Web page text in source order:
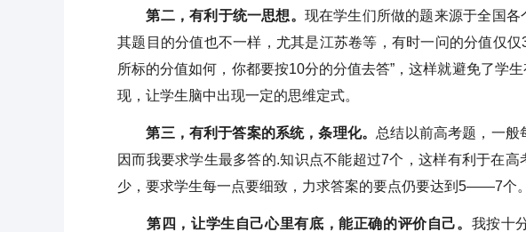
第二，有利于统一思想。 现在学生们所做的题来源于全国各
其题目的分值也不一样，尤其是江苏卷等，有时一问的分值仅
所标的分值如何，你都要按10分的分值去答”，这样就避免了学
现，让学生脑中出现一定的思维定式。
第三，有利于答案的系统，条理化。 总结以前高考题，一
因而我要求学生最多答的.知识点不能超过7个，这样有利于在
少，要求学生每一点要细致，力求答案的要点仍要达到5——7个。
第四，让学生自己心里有底，能正确的评价自己。 我按十